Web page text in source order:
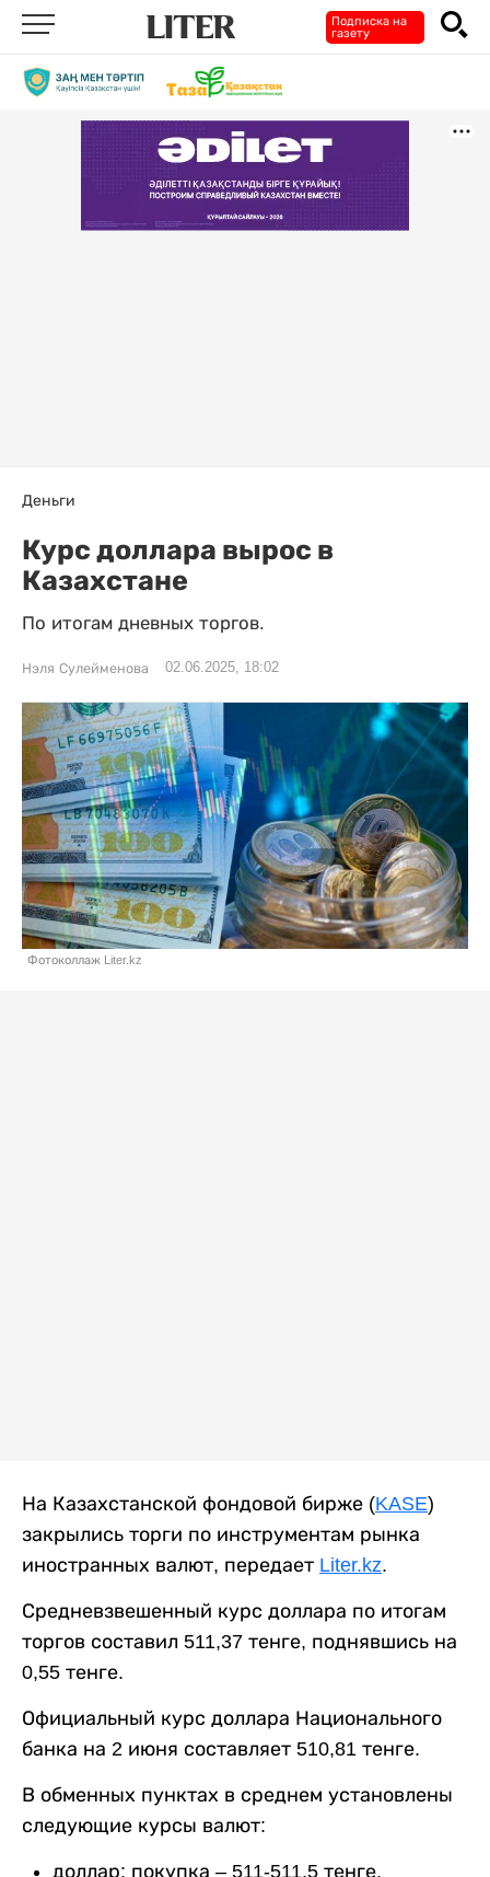
Подписка на
газету
Деньги
Курс доллара вырос в
Казахстане
По итогам дневных торгов.
Нэля Сулейменова 02.06.2025, 18:02
Фотоколлаж Liter.kz
На Казахстанской фондовой бирже (KASE)
закрылись торги по инструментам рынка
иностранных валют, передает Liter.kz.
Средневзвешенный курс доллара по итогам
торгов составил 511,37 тенге, поднявшись на
0,55 тенге.
Официальный курс доллара Национального
банка на 2 июня составляет 510,81 тенге.
В обменных пунктах в среднем установлены
следующие курсы валют:
доллар: покупка – 511-511,5 тенге,